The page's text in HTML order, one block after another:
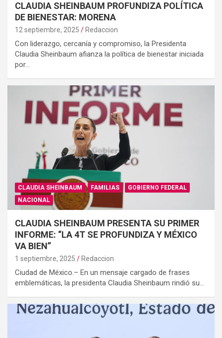
CLAUDIA SHEINBAUM PROFUNDIZA POLÍTICA
DE BIENESTAR: MORENA
12 septiembre, 2025 Redaccion
Con liderazgo, cercanía y compromiso, la Presidenta
Claudia Sheinbaum afianza la política de bienestar iniciada
por…
CLAUDIA SHEINBAUM FAMILIAS
GOBIERNO FEDERAL
NACIONAL
CLAUDIA SHEINBAUM PRESENTA SU PRIMER
INFORME: “LA 4T SE PROFUNDIZA Y MÉXICO
VA BIEN”
1 septiembre, 2025 Redaccion
Ciudad de México.– En un mensaje cargado de frases
emblemáticas, la presidenta Claudia Sheinbaum rindió su…